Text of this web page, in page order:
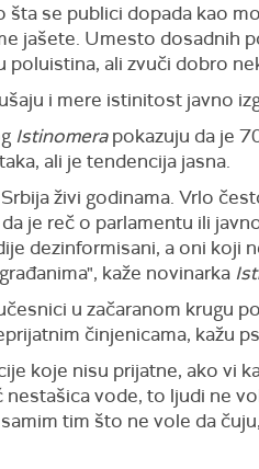
šta se publici dopada kao
jašete. Umesto dosadnih
poluistina, ali zvuči dobro
i mere istinitost javno
Istinomerapokazuju da je
ali je tendencija jasna.
živi godinama. Vrlo
je reč o parlamentu ili
dezinformisani, a oni koji
kaže novinarka
u začaranom krugu
činjenicama, kažu
koje nisu prijatne, ako vi
nestašica vode, to ljudi ne
tim što ne vole da